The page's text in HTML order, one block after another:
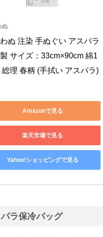
ぬ
ぬ 注染 手ぬぐい アスパラ
サイズ：33cm×90cm 綿1
総理 春柄 (手拭い アスパラ)
Amazonで見る
楽天市場で見る
Yahoo!ショッピングで見る
ラ保冷バッグ